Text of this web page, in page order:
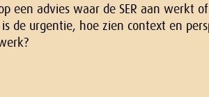
een advies waar de SER aan werkt
de urgentie, hoe zien context en